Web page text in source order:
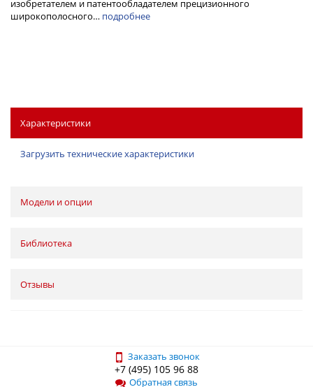
изобретателем и патентообладателем прецизионного
широкополосного… подробнее
Характеристики
Загрузить технические характеристики
Модели и опции
Библиотека
Отзывы
Заказать звонок
+7 (495) 105 96 88
Обратная связь